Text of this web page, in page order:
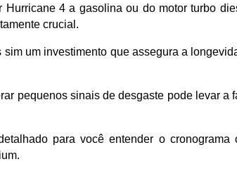
4 a gasolina ou do motor turbo
crucial.
um investimento que assegura a
pequenos sinais de desgaste pode levar
para você entender o